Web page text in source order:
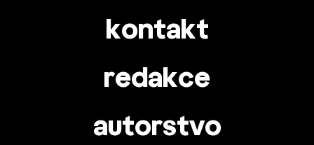
kontakt
redakce
autorstvo